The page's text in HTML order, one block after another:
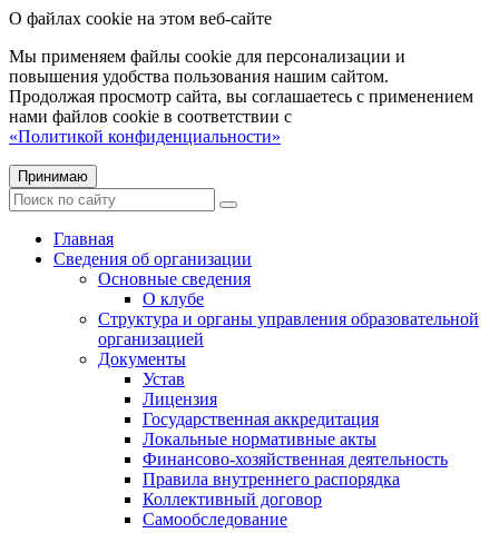
О файлах cookie на этом веб-сайте
Мы применяем файлы cookie для персонализации и
повышения удобства пользования нашим сайтом.
Продолжая просмотр сайта, вы соглашаетесь с применением
нами файлов cookie в соответствии с
«Политикой конфиденциальности»
Принимаю
Главная
Сведения об организации
Основные сведения
О клубе
Структура и органы управления образовательной
организацией
Документы
Устав
Лицензия
Государственная аккредитация
Локальные нормативные акты
Финансово-хозяйственная деятельность
Правила внутреннего распорядка
Коллективный договор
Самообследование